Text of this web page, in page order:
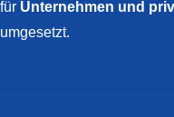
für Unternehmen und
umgesetzt.